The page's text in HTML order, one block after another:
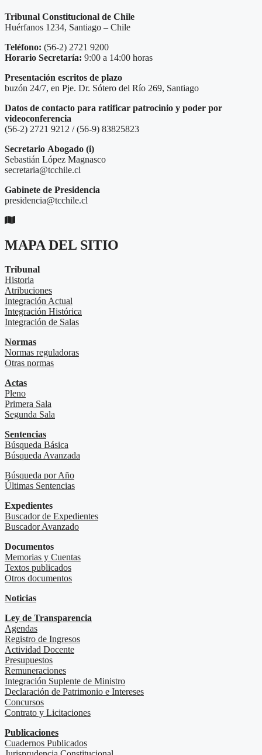
Tribunal Constitucional de Chile
Huérfanos 1234, Santiago – Chile
Teléfono: (56-2) 2721 9200
Horario Secretaría: 9:00 a 14:00 horas
Presentación escritos de plazo
buzón 24/7, en Pje. Dr. Sótero del Río 269, Santiago
Datos de contacto para ratificar patrocinio y poder por
videoconferencia
(56-2) 2721 9212 / (56-9) 83825823
Secretario Abogado (i)
Sebastián López Magnasco
secretaria@tcchile.cl
Gabinete de Presidencia
presidencia@tcchile.cl
MAPA DEL SITIO
Tribunal
Historia
Atribuciones
Integración Actual
Integración Histórica
Integración de Salas
Normas
Normas reguladoras
Otras normas
Actas
Pleno
Primera Sala
Segunda Sala
Sentencias
Búsqueda Básica
Búsqueda Avanzada
Búsqueda por Año
Últimas Sentencias
Expedientes
Buscador de Expedientes
Buscador Avanzado
Documentos
Memorias y Cuentas
Textos publicados
Otros documentos
Noticias
Ley de Transparencia
Agendas
Registro de Ingresos
Actividad Docente
Presupuestos
Remuneraciones
Integración Suplente de Ministro
Declaración de Patrimonio e Intereses
Concursos
Contrato y Licitaciones
Publicaciones
Cuadernos Publicados